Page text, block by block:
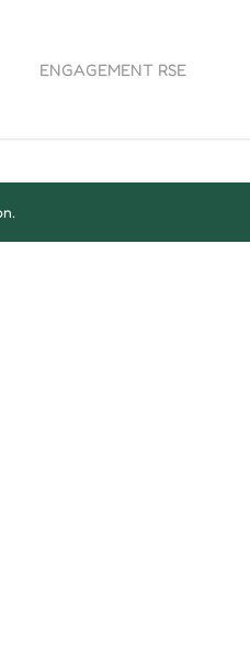
ENGAGEMENT RSE